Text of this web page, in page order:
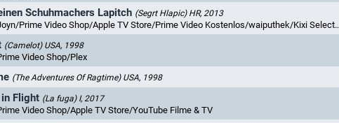
Schuhmachers Lapitch (Segrt Hlapic) HR, 2013
Apple TV Store/Prime Video Kostenlos/waiputhek/Kixi Select/MagentaTV/YouTube/YouTube Filme & TV/maxdome/Videoload/Netzkino/Rakuten TV
(Camelot) USA, 1998
Video Shop/Plex
(The Adventures Of Ragtime) USA, 1998
Flight (La fuga) I, 2017
Video Shop/Apple TV Store/YouTube Filme & TV